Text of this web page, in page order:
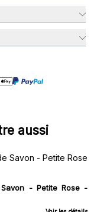
aussi
- Petite Rose -